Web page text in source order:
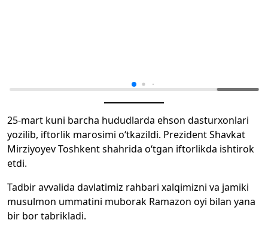
25-mart kuni barcha hududlarda ehson dasturxonlari
yozilib, iftorlik marosimi o‘tkazildi. Prezident Shavkat
Mirziyoyev Toshkent shahrida o‘tgan iftorlikda ishtirok
etdi.
Tadbir avvalida davlatimiz rahbari xalqimizni va jamiki
musulmon ummatini muborak Ramazon oyi bilan yana
bir bor tabrikladi.